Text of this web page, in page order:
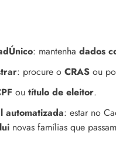
: mantenha dados
: procure o CRAS ou
ou título de eleitor.
automatizada: estar no
novas famílias que